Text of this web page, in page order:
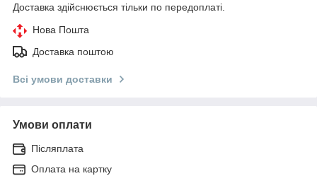
Доставка здійснюється тільки по передоплаті.
Нова Пошта
Доставка поштою
Всі умови доставки
Умови оплати
Післяплата
Оплата на картку